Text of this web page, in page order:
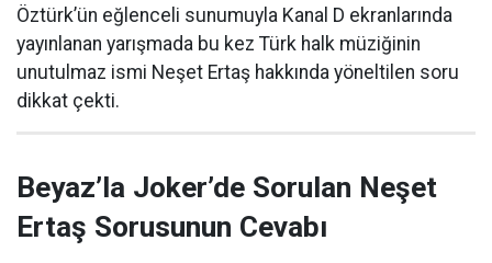
Öztürk’ün eğlenceli sunumuyla Kanal D ekranlarında
yayınlanan yarışmada bu kez Türk halk müziğinin
unutulmaz ismi Neşet Ertaş hakkında yöneltilen soru
dikkat çekti.
Beyaz’la Joker’de Sorulan Neşet
Ertaş Sorusunun Cevabı